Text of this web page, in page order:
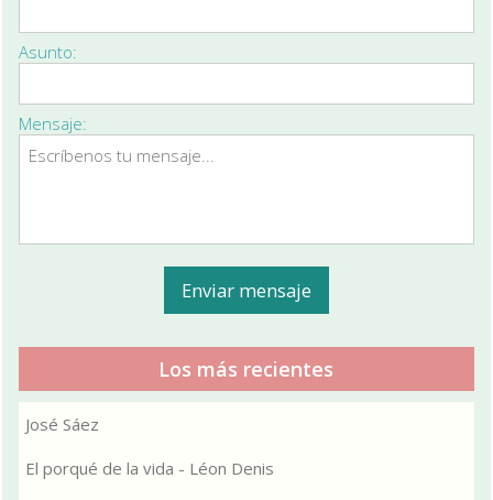
Asunto:
Mensaje:
Los más recientes
José Sáez
El porqué de la vida - Léon Denis